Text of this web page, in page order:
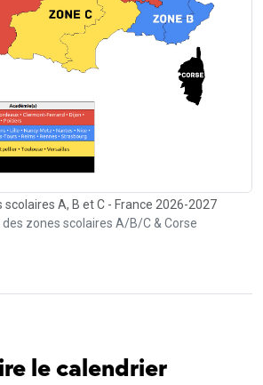
A, B et C - France 2026-2027
zones scolaires A/B/C & Corse
le calendrier